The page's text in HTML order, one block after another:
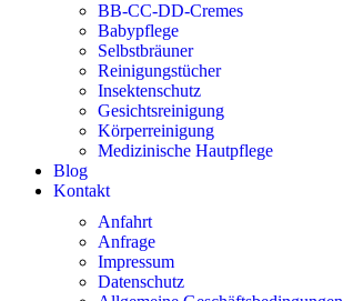
BB-CC-DD-Cremes
Babypflege
Selbstbräuner
Reinigungstücher
Insektenschutz
Gesichtsreinigung
Körperreinigung
Medizinische Hautpflege
Blog
Kontakt
Anfahrt
Anfrage
Impressum
Datenschutz